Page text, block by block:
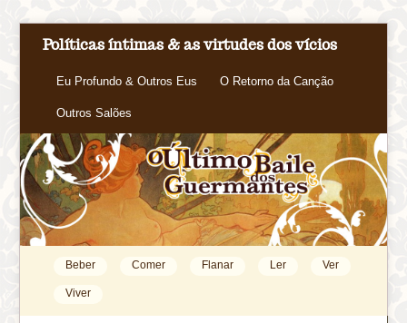
Políticas íntimas & as virtudes dos vícios
Eu Profundo & Outros Eus O Retorno da Canção
Outros Salões
Beber Comer Flanar Ler Ver
Viver